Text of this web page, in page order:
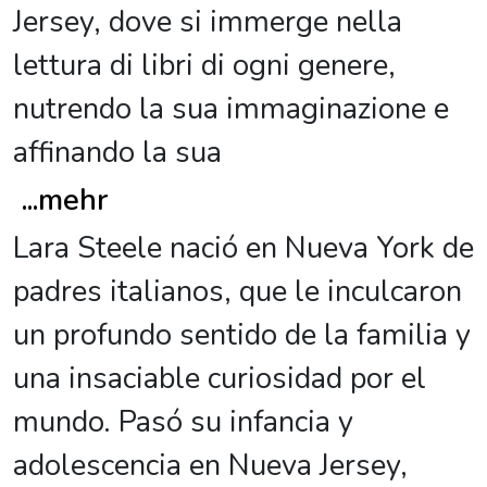
Jersey, dove si immerge nella
lettura di libri di ogni genere,
nutrendo la sua immaginazione e
affinando la sua
...mehr
Lara Steele nació en Nueva York de
padres italianos, que le inculcaron
un profundo sentido de la familia y
una insaciable curiosidad por el
mundo. Pasó su infancia y
adolescencia en Nueva Jersey,